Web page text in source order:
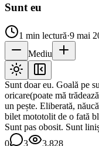
Sunt eu
1 min lectură·9 mai
Mediu
Sunt doar eu. Goală pe
oricare(poate mă
un pește. Eliberată,
bilet mototolit de o fată
Sunt pas obosit. Sunt
0
3
3.828